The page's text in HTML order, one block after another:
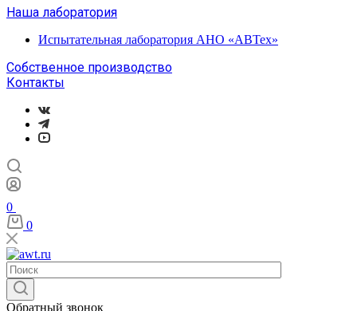
Наша лаборатория
Испытательная лаборатория АНО «АВТех»
Собственное производство
Контакты
0
0
Обратный звонок